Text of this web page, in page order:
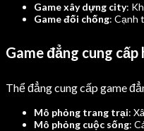
Game xây dựng city:
Game đối chống: Cạnh
Game đẳng cung cấp
Thể đẳng cung cấp game
Mô phỏng trang trại:
Mô phỏng cuộc sống: